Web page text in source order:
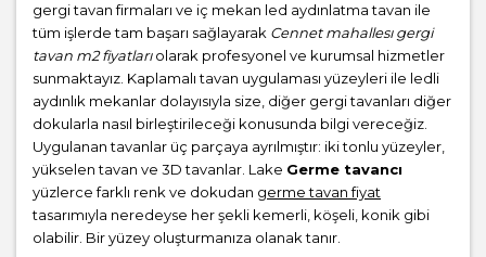
gergi tavan firmaları ve iç mekan led aydınlatma tavan ile
tüm işlerde tam başarı sağlayarak Cennet mahallesı gergi
tavan m2 fiyatlarıolarak profesyonel ve kurumsal hizmetler
sunmaktayız. Kaplamalı tavan uygulaması yüzeyleri ile ledli
aydınlık mekanlar dolayısıyla size, diğer gergi tavanları diğer
dokularla nasıl birleştirileceği konusunda bilgi vereceğiz.
Uygulanan tavanlar üç parçaya ayrılmıştır: iki tonlu yüzeyler,
yükselen tavan ve 3D tavanlar. Lake Germe tavancı
yüzlerce farklı renk ve dokudan germe tavan fiyat
tasarımıyla neredeyse her şekli kemerli, köşeli, konik gibi
olabilir. Bir yüzey oluşturmanıza olanak tanır.